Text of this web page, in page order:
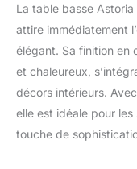
La table basse
attire immédiatement
élégant. Sa finition en
et chaleureux,
décors intérieurs.
elle est idéale pour
touche de